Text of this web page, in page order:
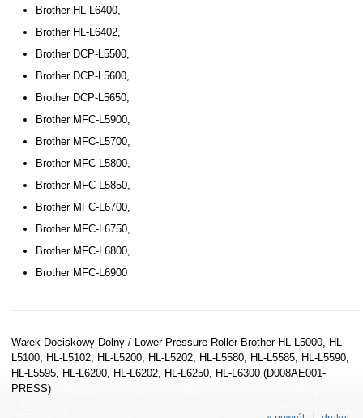
Brother HL-L6400,
Brother HL-L6402,
Brother DCP-L5500,
Brother DCP-L5600,
Brother DCP-L5650,
Brother MFC-L5900,
Brother MFC-L5700,
Brother MFC-L5800,
Brother MFC-L5850,
Brother MFC-L6700,
Brother MFC-L6750,
Brother MFC-L6800,
Brother MFC-L6900
Wałek Dociskowy Dolny / Lower Pressure Roller Brother HL-L5000, HL-
L5100, HL-L5102, HL-L5200, HL-L5202, HL-L5580, HL-L5585, HL-L5590,
HL-L5595, HL-L6200, HL-L6202, HL-L6250, HL-L6300 (D008AE001-
PRESS)